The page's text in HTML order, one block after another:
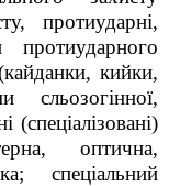
протиударні,
протиударного
кийки,
сльозогінної,
(спеціалізовані)
оптична,
спеціальний